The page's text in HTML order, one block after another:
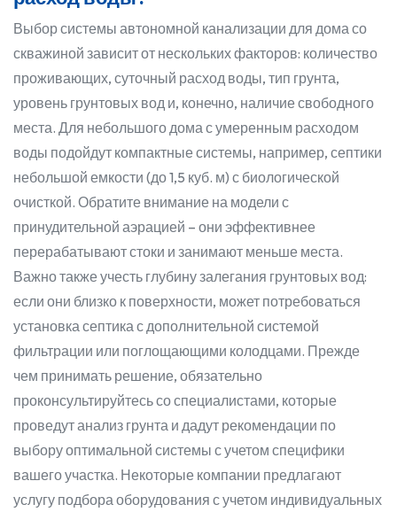
Выбор системы автономной канализации для дома со
скважиной зависит от нескольких факторов: количество
проживающих, суточный расход воды, тип грунта,
уровень грунтовых вод и, конечно, наличие свободного
места. Для небольшого дома с умеренным расходом
воды подойдут компактные системы, например, септики
небольшой емкости (до 1,5 куб. м) с биологической
очисткой. Обратите внимание на модели с
принудительной аэрацией – они эффективнее
перерабатывают стоки и занимают меньше места.
Важно также учесть глубину залегания грунтовых вод:
если они близко к поверхности, может потребоваться
установка септика с дополнительной системой
фильтрации или поглощающими колодцами. Прежде
чем принимать решение, обязательно
проконсультируйтесь со специалистами, которые
проведут анализ грунта и дадут рекомендации по
выбору оптимальной системы с учетом специфики
вашего участка. Некоторые компании предлагают
услугу подбора оборудования с учетом индивидуальных